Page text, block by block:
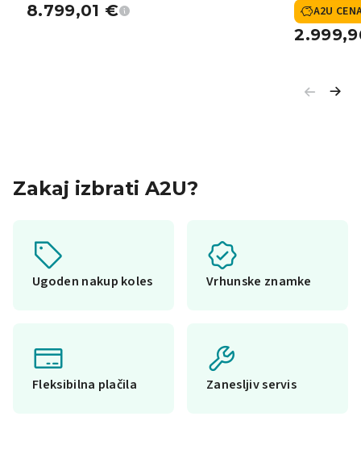
8.799,01 € A2U
Zakaj izbrati A2U?
Ugoden nakup koles Vrhunske znamke
Fleksibilna plačila Zanesljiv servis